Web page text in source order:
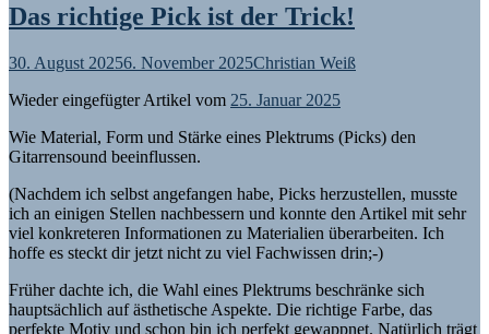
Das richtige Pick ist der Trick!
30. August 20256. November 2025Christian Weiß
Wieder eingefügter Artikel vom 25. Januar 2025
Wie Material, Form und Stärke eines Plektrums (Picks) den
Gitarrensound beeinflussen.
(Nachdem ich selbst angefangen habe, Picks herzustellen, musste
ich an einigen Stellen nachbessern und konnte den Artikel mit sehr
viel konkreteren Informationen zu Materialien überarbeiten. Ich
hoffe es steckt dir jetzt nicht zu viel Fachwissen drin;-)
Früher dachte ich, die Wahl eines Plektrums beschränke sich
hauptsächlich auf ästhetische Aspekte. Die richtige Farbe, das
perfekte Motiv und schon bin ich perfekt gewappnet. Natürlich trägt